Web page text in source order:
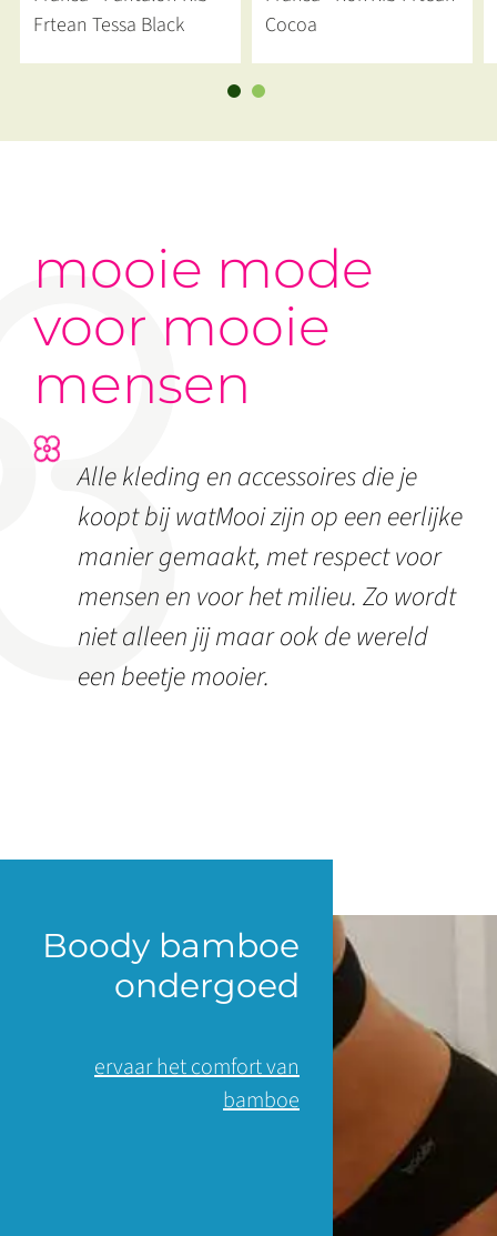
Frtean Tessa Black
Cocoa
mooie mode
voor mooie
mensen
Alle kleding en accessoires die je
koopt bij watMooi zijn op een eerlijke
manier gemaakt, met respect voor
mensen en voor het milieu. Zo wordt
niet alleen jij maar ook de wereld
een beetje mooier.
Boody bamboe
ondergoed
ervaar het comfort van
bamboe